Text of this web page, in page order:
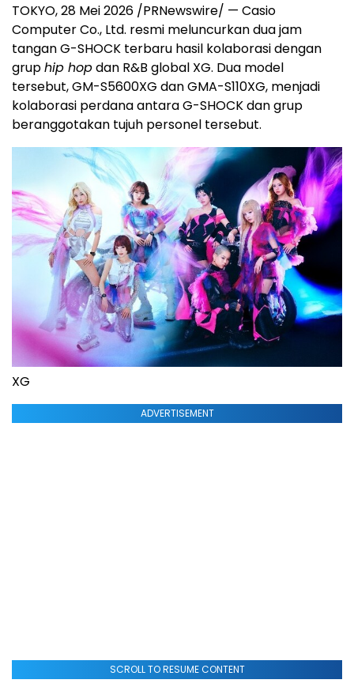
TOKYO, 28 Mei 2026 /PRNewswire/ — Casio
Computer Co., Ltd. resmi meluncurkan dua jam
tangan G-SHOCK terbaru hasil kolaborasi dengan
gruphip hopdan R&B global XG. Dua model
tersebut, GM-S5600XG dan GMA-S110XG, menjadi
kolaborasi perdana antara G-SHOCK dan grup
beranggotakan tujuh personel tersebut.
XG
ADVERTISEMENT
SCROLL TO RESUME CONTENT